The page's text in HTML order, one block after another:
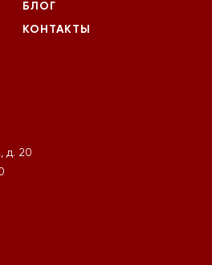
БЛОГ
КОНТАКТЫ
д. 20